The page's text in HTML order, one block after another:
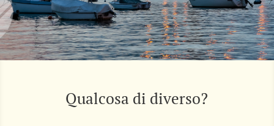
Qualcosa di diverso?